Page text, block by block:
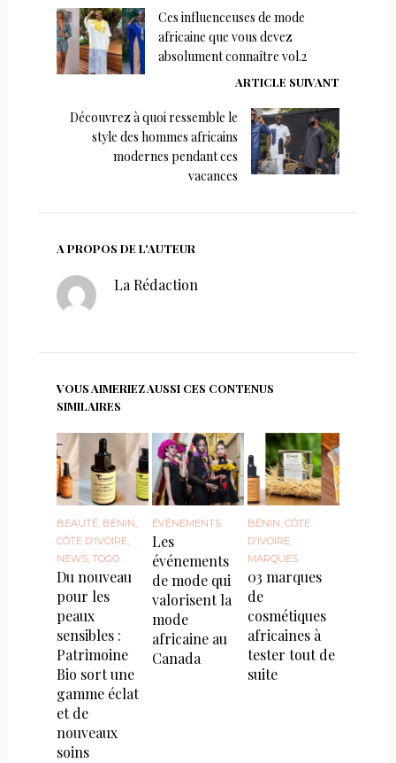
Ces influenceuses de mode
africaine que vous devez
absolument connaître vol.2
ARTICLE SUIVANT
Découvrez à quoi ressemble le
style des hommes africains
modernes pendant ces
vacances
A PROPOS DE L'AUTEUR
La Rédaction
VOUS AIMERIEZ AUSSI CES CONTENUS
SIMILAIRES
BEAUTÉ, BÉNIN,
CÔTE D'IVOIRE,
NEWS, TOGO
Du nouveau
pour les
peaux
sensibles :
Patrimoine
Bio sort une
gamme éclat
et de
nouveaux
soins
ÉVÉNEMENTS
Les
événements
de mode qui
valorisent la
mode
africaine au
Canada
BÉNIN,CÔTE
D'IVOIRE,
MARQUES
03 marques
de
cosmétiques
africaines à
tester tout de
suite